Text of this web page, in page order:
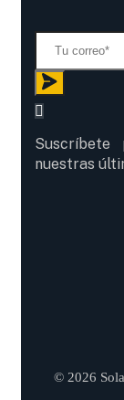
nuestras
© 2026